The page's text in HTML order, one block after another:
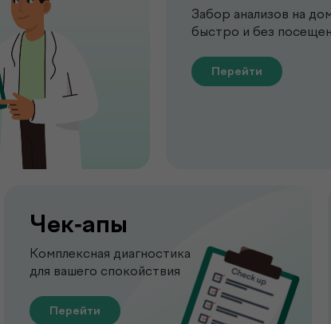
Чек-апы
Комплексная диагностика
для вашего спокойствия
Забор анализов на
быстро и без
Перейти
Перейти